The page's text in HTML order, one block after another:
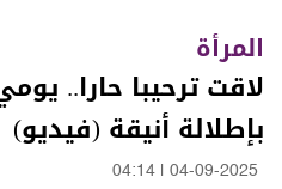
المرأة
لاقت ترحيبا حارا..
بإطلالة أنيقة (فيديو)
04-09-2025
04:14